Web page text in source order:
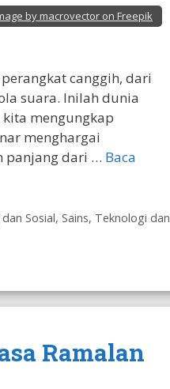
by macrovector on Freepik
canggih, dari
suara. Inilah dunia
mengungkap
menghargai
panjang dari … Baca
Sosial, Sains, Teknologi dan
Ramalan